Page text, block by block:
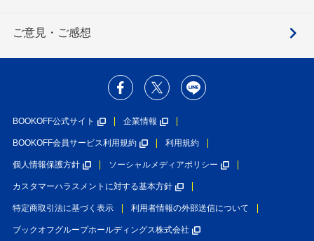
ご意見・ご感想
BOOKOFF公式サイト 企業情報
BOOKOFF会員サービス利用規約 利用規約
個人情報保護方針 ソーシャルメディアポリシー
カスタマーハラスメントに対する基本方針
特定商取引法に基づく表示 利用者情報の外部送信について
ブックオフグループホールディングス株式会社